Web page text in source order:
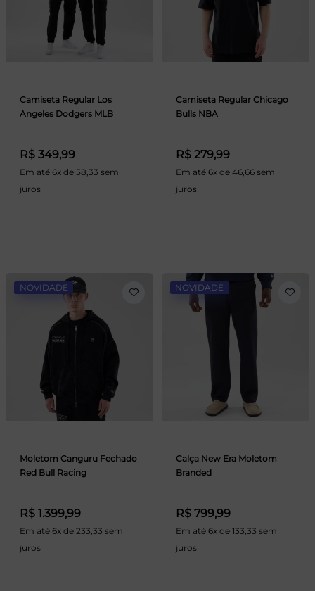
Camiseta Regular Los
Angeles Dodgers MLB
R$ 349,99
Em até 6x de 58,33 sem
juros
Camiseta Regular Chicago
Bulls NBA
R$ 279,99
Em até 6x de 46,66 sem
juros
NOVIDADE
Moletom Canguru Fechado
Red Bull Racing
R$ 1.399,99
Em até 6x de 233,33 sem
juros
NOVIDADE
Calça New Era Moletom
Branded
R$ 799,99
Em até 6x de 133,33 sem
juros